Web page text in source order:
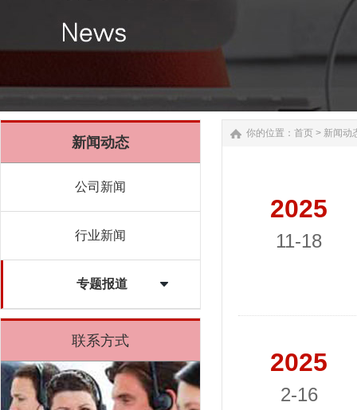
新闻动态
公司新闻
行业新闻
专题报道
联系方式
你的位置： 首页 > 新闻动
2025
11-18
2025
2-16